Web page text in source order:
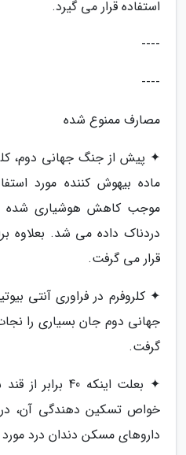
استفاده قرار می گیرد.
----
----
مصارف ممنوع شده
✦ پیش از جنگ جهانی دوم،
ماده بیهوش کننده مورد
موجب کاهش هوشیاری شده
دردناک داده می شد. بعلاوه
قرار می گرفت.
✦ کلروفرم در فراوری آنتی
جهانی دوم جان بسیاری را
گرفت.
✦ بعلت اینکه
خواص تسکین دهندگی آن، در
داروهای مسکن دندان درد